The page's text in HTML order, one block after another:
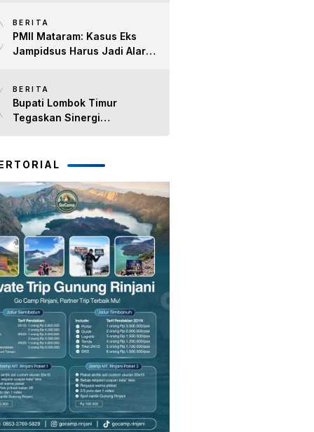
BERITA
PMII Mataram: Kasus Eks
Jampidsus Harus Jadi Alarm
BERITA
Bupati Lombok Timur
Tegaskan Sinergi
dan Kapolres Lombok Timur